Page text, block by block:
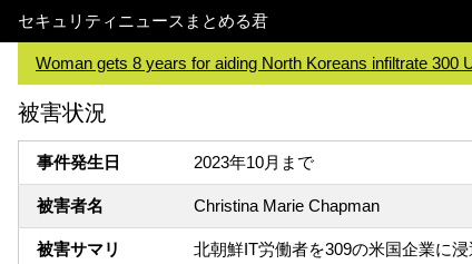
セキュリティニュースまとめる君
Woman gets 8 years for aiding North Koreans infiltrate 300
被害状況
事件発生日 2023年10月まで
被害者名 Christina Marie Chapman
被害サマリ 北朝鮮IT労働者を309の米国企業に